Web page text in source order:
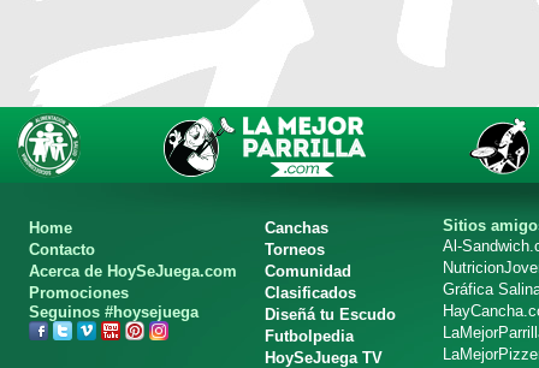
Home
Contacto
Acerca de HoySeJuega.com
Promociones
Seguinos #hoysejuega
Canchas
Torneos
Comunidad
Clasificados
Diseñá tu Escudo
Futbolpedia
HoySeJuega TV
Sitios
Al-
Gráfica